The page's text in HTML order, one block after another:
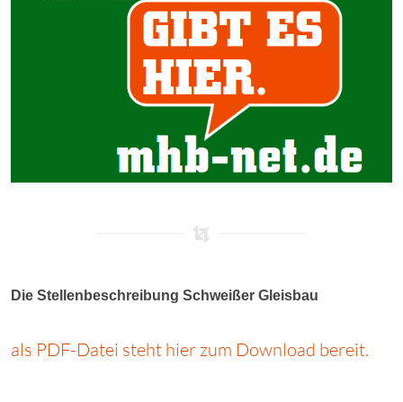
Die Stellenbeschreibung Schweißer Gleisbau
als PDF-Datei steht hier zum Download bereit.